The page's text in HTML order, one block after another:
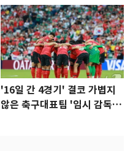
'16일 간 4경기' 결코 가볍지
않은 축구대표팀 '임시 감독'